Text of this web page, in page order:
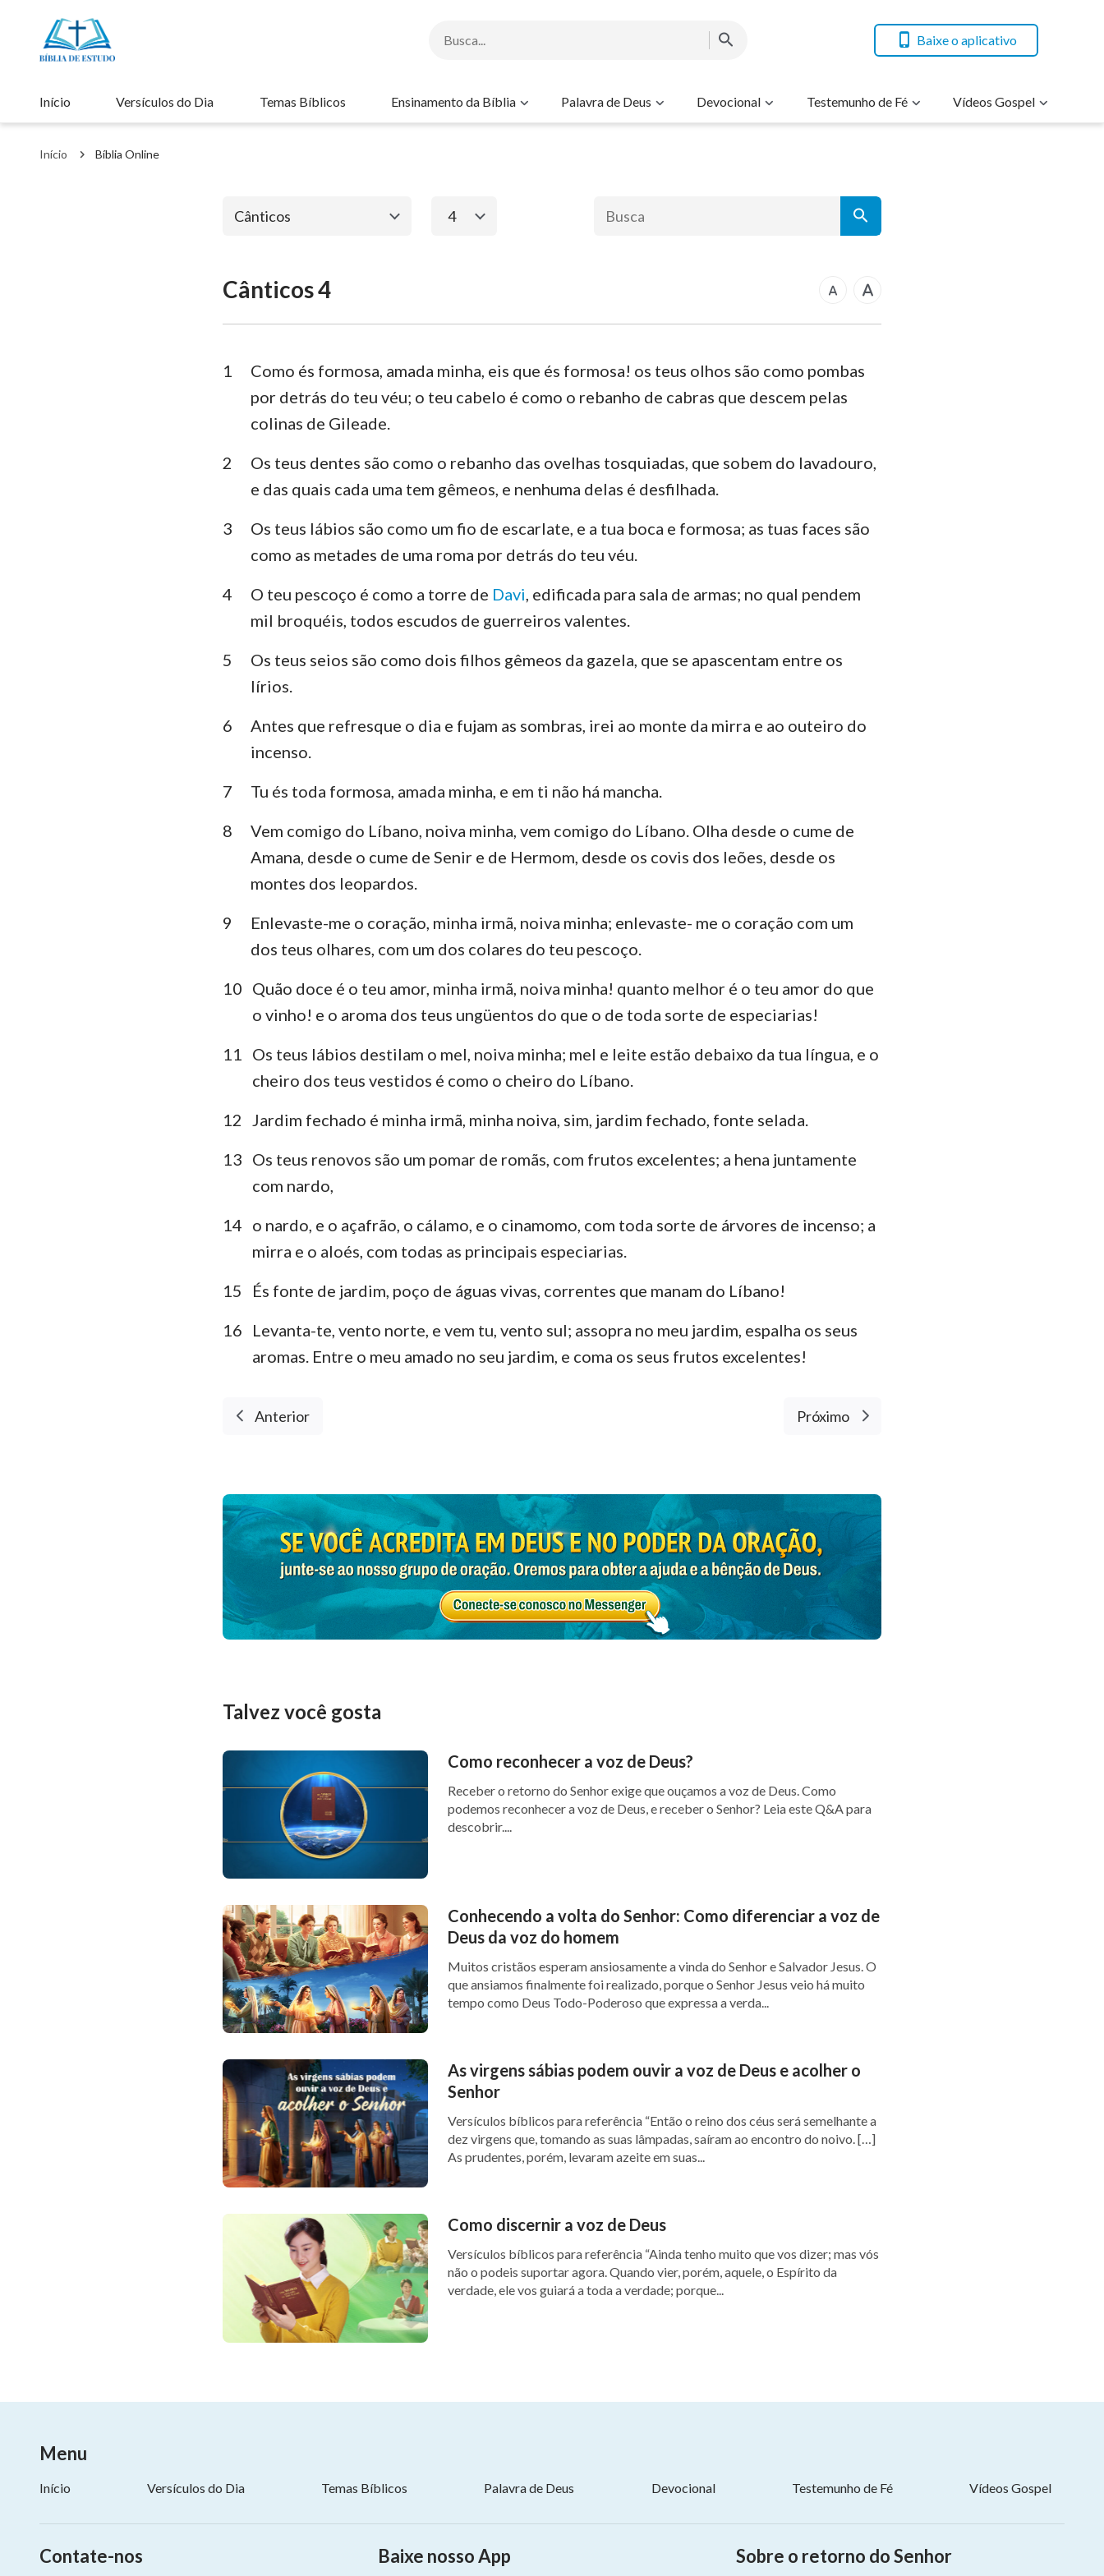
Baixe o aplicativo
Início Versículos do Dia Temas Bíblicos Ensinamento da Bíblia Palavra de Deus Devocional Testemunho de Fé Vídeos Gospel
Início Bíblia Online
Cânticos
Antigo Testamento
Levítico Números
Deuteronômio Josué
1 Crônicas 2 Crônicas
Esdras Neemias
Ester Jó
Salmos Provérbios
Eclesiastes
Isaías Jeremias
Daniel Oséias
Joel Amós
Obadias Jonas
Habacuque Sofonias
Ageu Zacarias
Malaquias
Lucas João
Atos Romanos
1 Tessalonicenses
1 Timóteo
Tito
Hebreus Tiago
1 João 2 João
Apocalipse
4
Cânticos 4
1
Como és formosa, amada minha, eis que és formosa! os teus olhos são como pombas
por detrás do teu véu; o teu cabelo é como o rebanho de cabras que descem pelas
colinas de Gileade.
2
Os teus dentes são como o rebanho das ovelhas tosquiadas, que sobem do lavadouro,
e das quais cada uma tem gêmeos, e nenhuma delas é desfilhada.
3
Os teus lábios são como um fio de escarlate, e a tua boca e formosa; as tuas faces são
como as metades de uma roma por detrás do teu véu.
4
O teu pescoço é como a torre de Davi, edificada para sala de armas; no qual pendem
mil broquéis, todos escudos de guerreiros valentes.
5
Os teus seios são como dois filhos gêmeos da gazela, que se apascentam entre os
lírios.
6
Antes que refresque o dia e fujam as sombras, irei ao monte da mirra e ao outeiro do
incenso.
7
Tu és toda formosa, amada minha, e em ti não há mancha.
8
Vem comigo do Líbano, noiva minha, vem comigo do Líbano. Olha desde o cume de
Amana, desde o cume de Senir e de Hermom, desde os covis dos leões, desde os
montes dos leopardos.
9
Enlevaste-me o coração, minha irmã, noiva minha; enlevaste- me o coração com um
dos teus olhares, com um dos colares do teu pescoço.
10 Quão doce é o teu amor, minha irmã, noiva minha! quanto melhor é o teu amor do que
o vinho! e o aroma dos teus ungüentos do que o de toda sorte de especiarias!
11 Os teus lábios destilam o mel, noiva minha; mel e leite estão debaixo da tua língua, e o
cheiro dos teus vestidos é como o cheiro do Líbano.
12 Jardim fechado é minha irmã, minha noiva, sim, jardim fechado, fonte selada.
13 Os teus renovos são um pomar de romãs, com frutos excelentes; a hena juntamente
com nardo,
14 o nardo, e o açafrão, o cálamo, e o cinamomo, com toda sorte de árvores de incenso; a
mirra e o aloés, com todas as principais especiarias.
15
És fonte de jardim, poço de águas vivas, correntes que manam do Líbano!
16
Levanta-te, vento norte, e vem tu, vento sul; assopra no meu jardim, espalha os seus
aromas. Entre o meu amado no seu jardim, e coma os seus frutos excelentes!
Anterior Próximo
Talvez você gosta
Como reconhecer a voz de Deus?
Receber o retorno do Senhor exige que ouçamos a voz de Deus. Como
podemos reconhecer a voz de Deus, e receber o Senhor? Leia este Q&A para
descobrir....
Conhecendo a volta do Senhor: Como diferenciar a voz de
Deus da voz do homem
Muitos cristãos esperam ansiosamente a vinda do Senhor e Salvador Jesus. O
que ansiamos finalmente foi realizado, porque o Senhor Jesus veio há muito
tempo como Deus Todo-Poderoso que expressa a verda...
As virgens sábias podem ouvir a voz de Deus e acolher o
Senhor
Versículos bíblicos para referência “Então o reino dos céus será semelhante a
dez virgens que, tomando as suas lâmpadas, saíram ao encontro do noivo. […]
As prudentes, porém, levaram azeite em suas...
Como discernir a voz de Deus
Versículos bíblicos para referência “Ainda tenho muito que vos dizer; mas vós
não o podeis suportar agora. Quando vier, porém, aquele, o Espírito da
verdade, ele vos guiará a toda a verdade; porque...
Menu
Início Versículos do Dia Temas Bíblicos Palavra de Deus Devocional Testemunho de Fé Vídeos Gospel
Contate-nos Baixe nosso App Sobre o retorno do Senhor